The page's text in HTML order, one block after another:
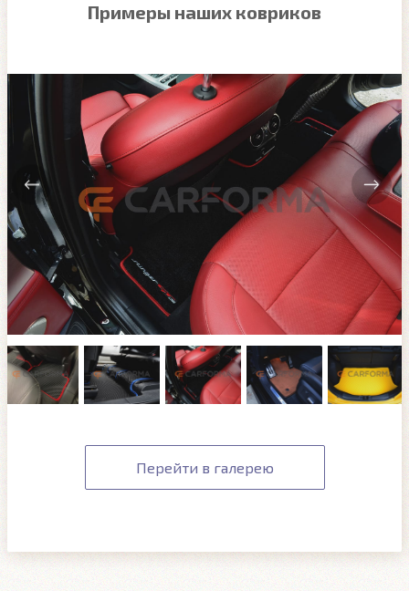
Примеры наших ковриков
Перейти в галерею